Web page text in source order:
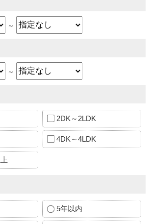
～
～
2DK～2LDK
4DK～4LDK
5年以内